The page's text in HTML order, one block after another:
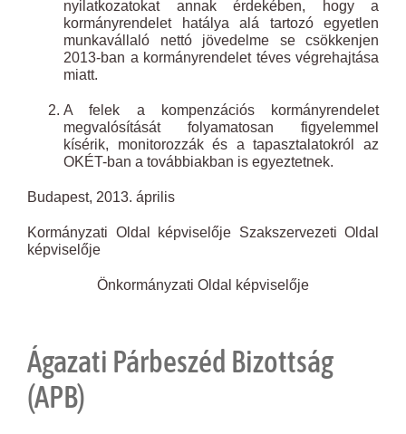
nyilatkozatokat annak érdekében, hogy a
kormányrendelet hatálya alá tartozó egyetlen
munkavállaló nettó jövedelme se csökkenjen
2013-ban a kormányrendelet téves végrehajtása
miatt.
A felek a kompenzációs kormányrendelet
megvalósítását folyamatosan figyelemmel
kísérik, monitorozzák és a tapasztalatokról az
OKÉT-ban a továbbiakban is egyeztetnek.
Budapest, 2013. április
Kormányzati Oldal képviselője Szakszervezeti Oldal
képviselője
Önkormányzati Oldal képviselője
Ágazati Párbeszéd Bizottság
(APB)